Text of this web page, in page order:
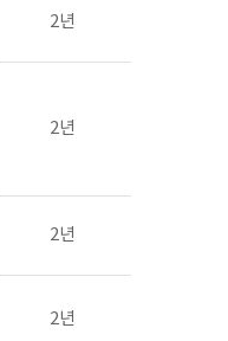
2년
2년
2년
2년